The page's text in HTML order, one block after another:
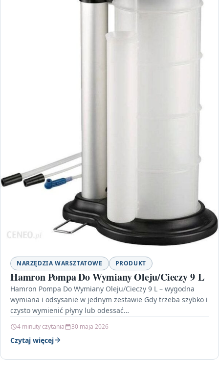
NARZĘDZIA WARSZTATOWE PRODUKT
Hamron Pompa Do Wymiany Oleju/Cieczy 9 L
Hamron Pompa Do Wymiany Oleju/Cieczy 9 L – wygodna
wymiana i odsysanie w jednym zestawie Gdy trzeba szybko i
czysto wymienić płyny lub odessać…
4 minuty czytania 30 maja 2026
Czytaj więcej